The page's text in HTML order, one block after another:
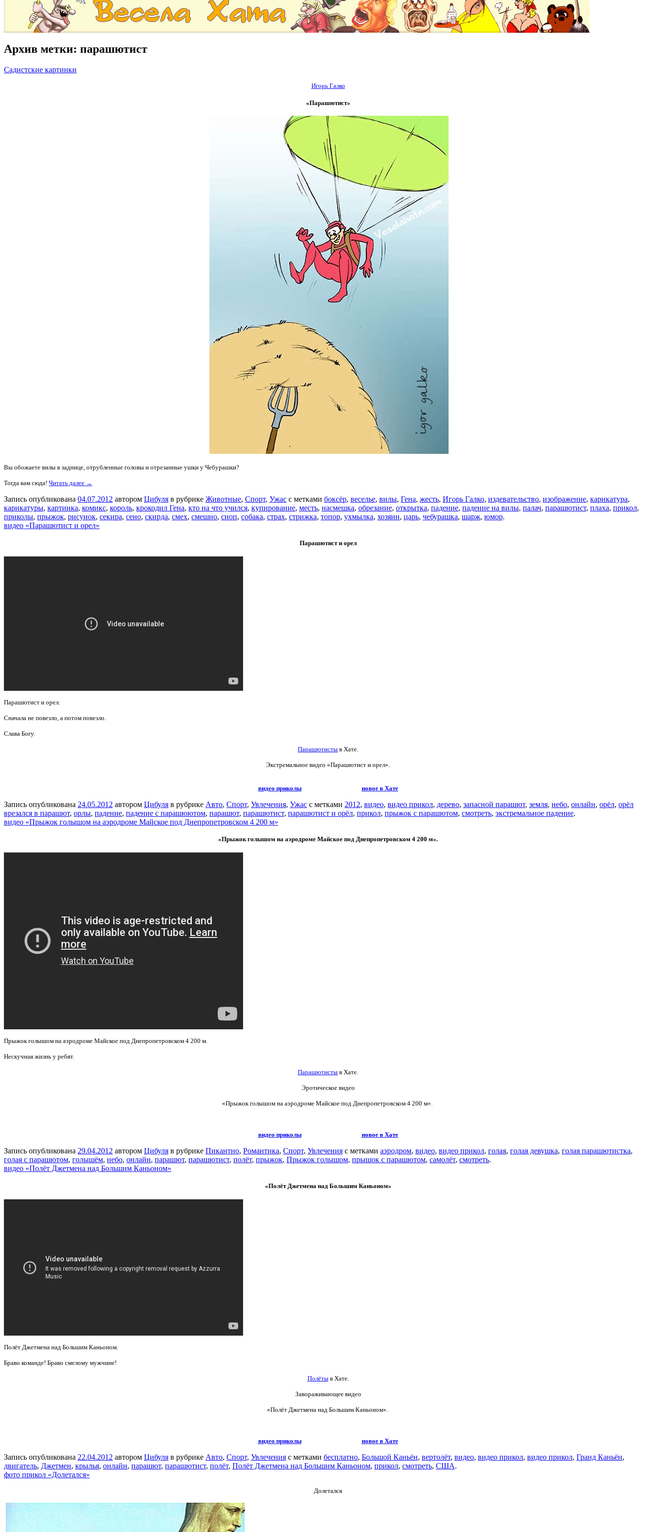
Архив метки: парашютист
Садистские картинки
Игорь Галко
«Парашютист»
Вы обожаете вилы в заднице, отрубленные головы и отрезанные ушки у Чебурашки?
Тогда вам сюда! Читать далее →
Запись опубликована 04.07.2012 автором Цибуля в рубрике Животные, Спорт, Ужас с метками боксёр, веселье, вилы, Гена, жесть, Игорь Галко, издевательство, изображение, карикатура,
карикатуры, картинка, комикс, король, крокодил Гена, кто на что учился, купирование, месть, насмешка, обрезание, открытка, падение, падение на вилы, палач, парашютист, плаха, прикол,
приколы, прыжок, рисунок, секира, сено, скирда, смех, смешно, сноп, собака, страх, стрижка, топор, ухмылка, хозяин, царь, чебурашка, шарж, юмор.
видео «Парашютист и орел»
Парашютист и орел
Парашютист и орел.
Сначала не повезло, а потом повезло.
Слава Богу.
Парашютисты в Хате.
Экстремальное видео «Парашютист и орел».
видео приколы новое в Хате
Запись опубликована 24.05.2012 автором Цибуля в рубрике Авто, Спорт, Увлечения, Ужас с метками 2012, видео, видео прикол, дерево, запасной парашют, земля, небо, онлайн, орёл, орёл
врезался в парашют, орлы, падение, падение с парашюютом, парашют, парашютист, парашютист и орёл, прикол, прыжок с парашютом, смотреть, экстремальное падение.
видео «Прыжок голышом на аэродроме Майское под Днепропетровском 4 200 м»
«Прыжок голышом на аэродроме Майское под Днепропетровском 4 200 м«.
Прыжок голышом на аэродроме Майское под Днепропетровском 4 200 м.
Нескучная жизнь у ребят.
Парашютисты в Хате.
Эротическое видео
«Прыжок голышом на аэродроме Майское под Днепропетровском 4 200 м».
видео приколы новое в Хате
Запись опубликована 29.04.2012 автором Цибуля в рубрике Пикантно, Романтика, Спорт, Увлечения с метками аэродром, видео, видео прикол, голая, голая девушка, голая парашютистка,
голая с парашютом, голышём, небо, онлайн, парашют, парашютист, полёт, прыжок, Прыжок голышом, прышок с парашютом, самолёт, смотреть.
видео «Полёт Джетмена над Большим Каньоном»
«Полёт Джетмена над Большим Каньоном»
Полёт Джетмена над Большим Каньоном.
Браво команде! Браво смелому мужчине!
Полётыв Хате.
Завораживающее видео
«Полёт Джетмена над Большим Каньоном».
видео приколы новое в Хате
Запись опубликована 22.04.2012 автором Цибуля в рубрике Авто, Спорт, Увлечения с метками бесплатно, Большой Каньён, вертолёт, видео, видео прикол, видео прикол, Гранд Каньён,
двигатель, Джетмен, крылья, онлайн, парашют, парашютист, полёт, Полёт Джетмена над Большим Каньоном, прикол, смотреть, США.
фото прикол «Долетался»
Долетался